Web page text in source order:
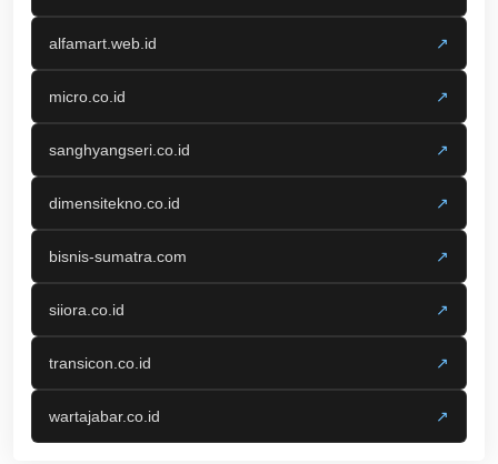
alfamart.web.id ↗
micro.co.id ↗
sanghyangseri.co.id ↗
dimensitekno.co.id ↗
bisnis-sumatra.com ↗
siiora.co.id ↗
transicon.co.id ↗
wartajabar.co.id ↗